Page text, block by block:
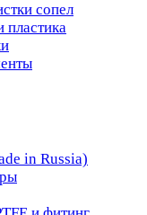
сопел
пластика
in Russia)